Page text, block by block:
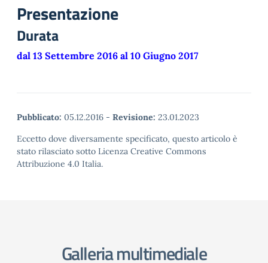
Presentazione
Durata
dal 13 Settembre 2016 al 10 Giugno 2017
Pubblicato: 05.12.2016 - Revisione: 23.01.2023
Eccetto dove diversamente specificato, questo articolo è
stato rilasciato sotto Licenza Creative Commons
Attribuzione 4.0 Italia.
Galleria multimediale